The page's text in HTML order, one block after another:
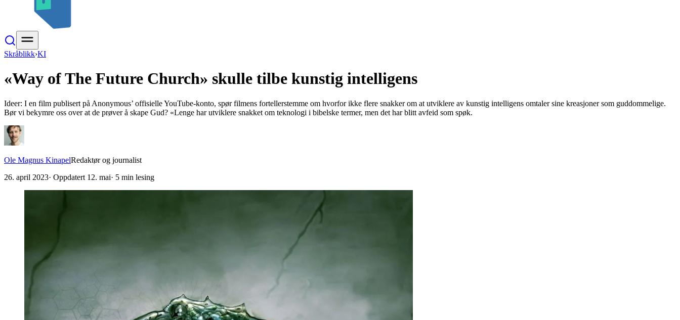
Skråblikk›KI
«Way of The Future Church» skulle tilbe kunstig intelligens
Ideer: I en film publisert på Anonymous’ offisielle YouTube-konto, spør filmens fortellerstemme om hvorfor ikke flere snakker om at utviklere av kunstig intelligens omtaler sine kreasjoner som guddommelige.
Bør vi bekymre oss over at de prøver å skape Gud? «Lenge har utviklere snakket om teknologi i bibelske termer, men det har blitt avfeid som spøk.
Ole Magnus KinapelRedaktør og journalist
26. april 2023· Oppdatert 12. mai· 5 min lesing